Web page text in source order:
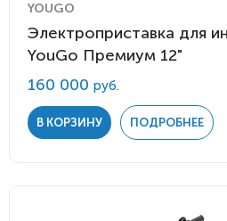
YOUGO
Электроприставка для
YouGo Премиум 12"
160 000 руб.
В КОРЗИНУ ПОДРОБНЕЕ